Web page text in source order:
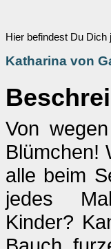
Hier befindest Du Dich
Katharina von
Von
Blümchen!
alle beim
jedes
Kinder?